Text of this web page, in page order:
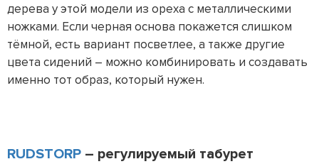
дерева у этой модели из ореха с металлическими
ножками. Если черная основа покажется слишком
тёмной, есть вариант посветлее, а также другие
цвета сидений – можно комбинировать и создавать
именно тот образ, который нужен.
RUDSTORP – регулируемый табурет